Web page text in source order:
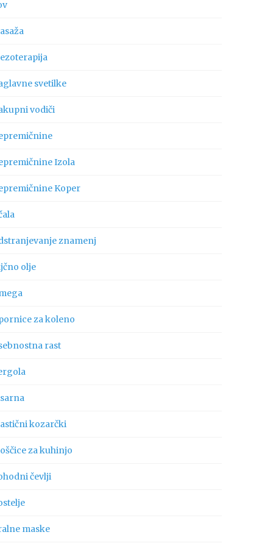
svetilke
vodiči
Izola
Koper
znamenj
olje
za koleno
rast
kozarčki
za kuhinjo
čevlji
maske